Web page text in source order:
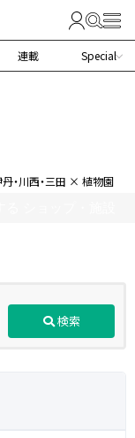
連載 Special
丹・川西・三田 × 植物園
検索